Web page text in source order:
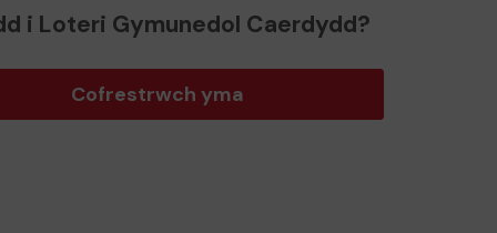
i Loteri Gymunedol Caerdydd?
Cofrestrwch yma